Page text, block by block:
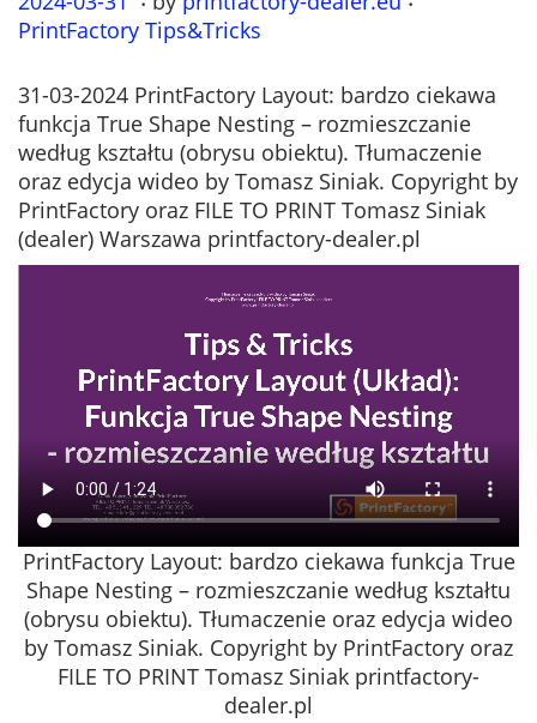
o
t
e
d
o
n
0
4
-
0
7
-
0
4
t
e
d
i
n
PrintFactory Tips&Tricks
31-03-2024 PrintFactory Layout: bardzo ciekawa
funkcja True Shape Nesting – rozmieszczanie
według kształtu (obrysu obiektu). Tłumaczenie
oraz edycja wideo by Tomasz Siniak. Copyright by
PrintFactory oraz FILE TO PRINT Tomasz Siniak
(dealer) Warszawa printfactory-dealer.pl
PrintFactory Layout: bardzo ciekawa funkcja True
Shape Nesting – rozmieszczanie według kształtu
(obrysu obiektu). Tłumaczenie oraz edycja wideo
by Tomasz Siniak. Copyright by PrintFactory oraz
FILE TO PRINT Tomasz Siniak printfactory-
dealer.pl